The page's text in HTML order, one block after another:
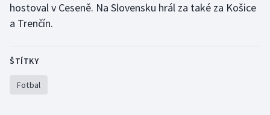
Golf
hostoval v Ceseně. Na Slovensku hrál za také za Košice
a Trenčín.
ŠTÍTKY
Fotbal